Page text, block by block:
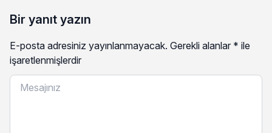
Bir yanıt yazın
E-posta adresiniz yayınlanmayacak. Gerekli alanlar * ile
işaretlenmişlerdir